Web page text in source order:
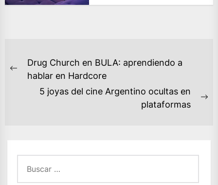
NAVEGACIÓN
DE
ENTRADAS
Previous
Drug Church en BULA: aprendiendo a
hablar en Hardcore
5 joyas del cine Argentino ocultas en
plataformas